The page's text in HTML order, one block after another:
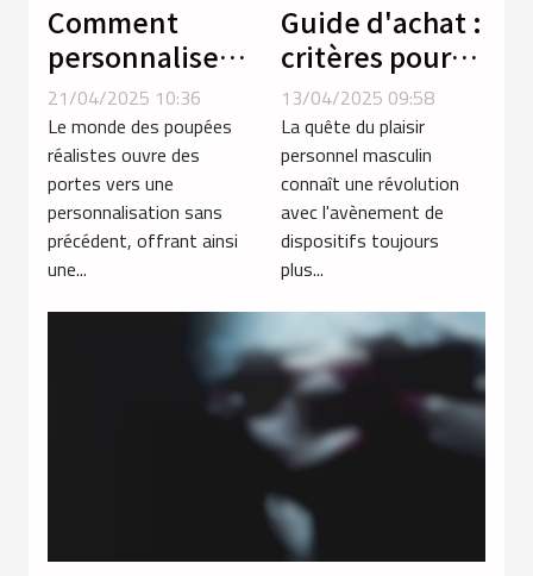
Comment
personnaliser
votre poupée
réaliste pour
une
expérience
unique
21/04/2025 10:36
Le monde des poupées
réalistes ouvre des
portes vers une
personnalisation sans
précédent, offrant ainsi
une...
Guide d'achat :
critères pour
sélectionner le
meilleur
masturbateur
masculin
13/04/2025 09:58
La quête du plaisir
personnel masculin
connaît une révolution
avec l'avènement de
dispositifs toujours
plus...